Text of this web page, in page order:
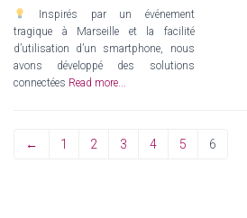
Inspirés par un événement
tragique à Marseille et la facilité
d’utilisation d’un smartphone, nous
avons développé des solutions
connectées Read more...
← 1 2 3 4 5 6